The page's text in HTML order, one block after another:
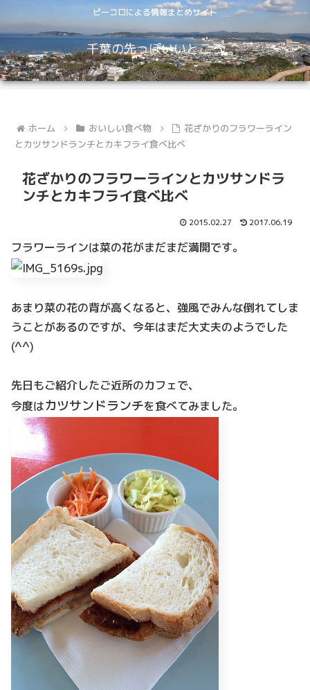
ピーコロによる情報まとめサイト
千葉の先っぽいいところ
ホーム おいしい食べ物
花ざかりのフラワーライン
とカツサンドランチとカキフライ食べ比べ
花ざかりのフラワーラインとカツサンドラ
ンチとカキフライ食べ比べ
2015.02.27 2017.06.19
フラワーラインは菜の花がまだまだ満開です。
あまり菜の花の背が高くなると、強風でみんな倒れてしま
うことがあるのですが、今年はまだ大丈夫のようでした
(^^)
先日もご紹介したご近所のカフェで、
今度はカツサンドランチを食べてみました。